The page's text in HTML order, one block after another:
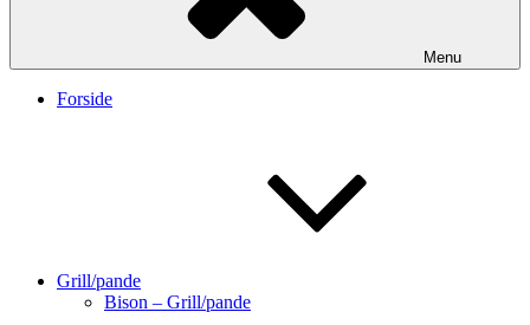
Menu
Forside
Grill/pande
Bison – Grill/pande